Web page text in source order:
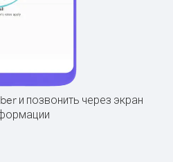
и позвонить через экран